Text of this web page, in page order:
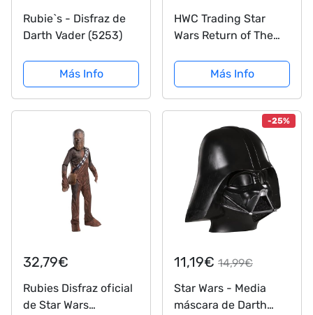
Rubie`s - Disfraz de
Darth Vader (5253)
Más Info
HWC Trading Star
Wars Return of The
Regalo De
Visualización De
Fotos De Impresión
De Imagen Impresa
Autógrafo Firmado
por Los Aficionados...
Más Info
32,79€
Rubies Disfraz oficial
de Star Wars
-25%
11,19€ 14,99€
Star Wars - Media
máscara de Darth